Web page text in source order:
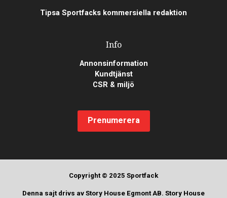
Tipsa Sportfacks kommersiella redaktion
Info
Annonsinformation
Kundtjänst
CSR & miljö
Prenumerera
Copyright © 2025 Sportfack
Denna sajt drivs av Story House Egmont AB. Story House